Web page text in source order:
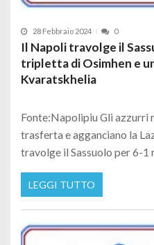
28 Febbraio 2024 0
Il Napoli travolge il
tripletta di Osimhen e
Kvaratskhelia
Fonte:Napolipiu Gli azzurri
trasferta e agganciano la
travolge il Sassuolo per 6-1
LEGGI TUTTO